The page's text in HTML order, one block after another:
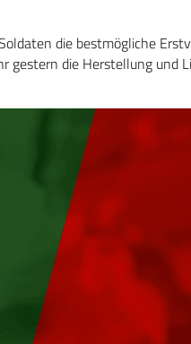
die bestmögliche
gestern die Herstellung und